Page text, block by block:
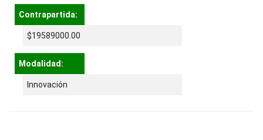
Contrapartida:
$19589000.00
Modalidad:
Innovación